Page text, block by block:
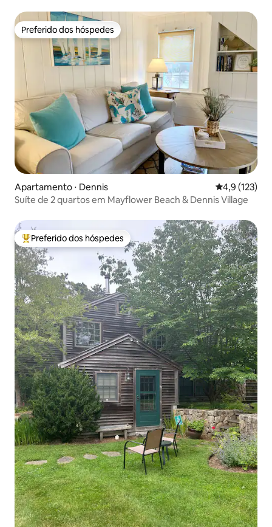
Preferido dos hóspedes
Preferido dos hóspedes
Apartamento ⋅ Dennis 4,9 de uma
4,9 (123)
Suíte de 2 quartos em Mayflower Beach & Dennis Village
Entre os melhores preferidos dos hóspedes
Preferido dos hóspedes